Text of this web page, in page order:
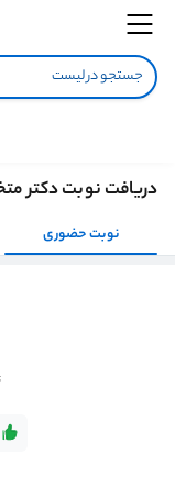
دریافت نوبت دکتر
نوبت حضوری